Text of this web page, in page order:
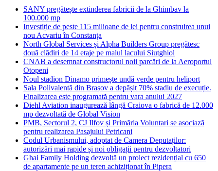
SANY pregătește extinderea fabricii de la Ghimbav la
100.000 mp
Investiție de peste 115 milioane de lei pentru construirea unui
nou Acvariu în Constanța
North Global Services și Alpha Builders Group pregătesc
două clădiri de 14 etaje pe malul lacului Siutghiol
CNAB a desemnat constructorul noii parcări de la Aeroportul
Otopeni
Noul stadion Dinamo primește undă verde pentru heliport
Sala Polivalentă din Brașov a depășit 70% stadiu de execuție.
Finalizarea este programată pentru vara anului 2027
Diehl Aviation inaugurează lângă Craiova o fabrică de 12.000
mp dezvoltată de Global Vision
PMB, Sectorul 2, CJ Ilfov și Primăria Voluntari se asociază
pentru realizarea Pasajului Petricani
Codul Urbanismului, adoptat de Camera Deputaților:
autorizări mai rapide și noi obligații pentru dezvoltatori
Ghai Family Holding dezvoltă un proiect rezidențial cu 650
de apartamente pe un teren achiziționat în Pipera